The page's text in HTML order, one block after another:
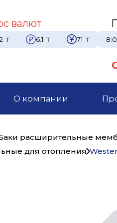
валют
₸ 6.1 ₸ 71 ₸
О компании
расширительные
для отопления